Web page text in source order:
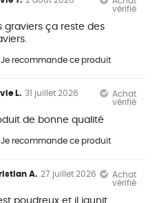
vérifié
graviers ça reste des
Je recommande ce produit
L. 31 juillet 2026
Achat
vérifié
de bonne qualité
Je recommande ce produit
A. 27 juillet 2026
Achat
vérifié
poudreux et il jaunit